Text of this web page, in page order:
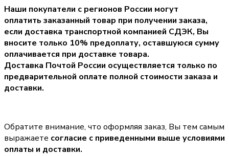
Наши покупатели с регионов России могут
оплатить заказанный товар при получении заказа,
если доставка транспортной компанией СДЭК, Вы
вносите только 10% предоплату, оставшуюся сумму
оплачивается при доставке товара.
Доставка Почтой России осуществляется только по
предварительной оплате полной стоимости заказа и
доставки.
Обратите внимание, что оформляя заказ, Вы тем самым
выражаете согласие с приведенными выше условиями
оплаты и доставки.